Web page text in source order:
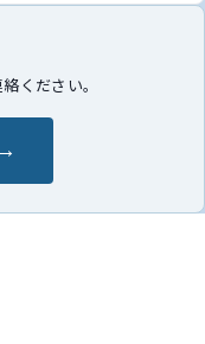
ください。